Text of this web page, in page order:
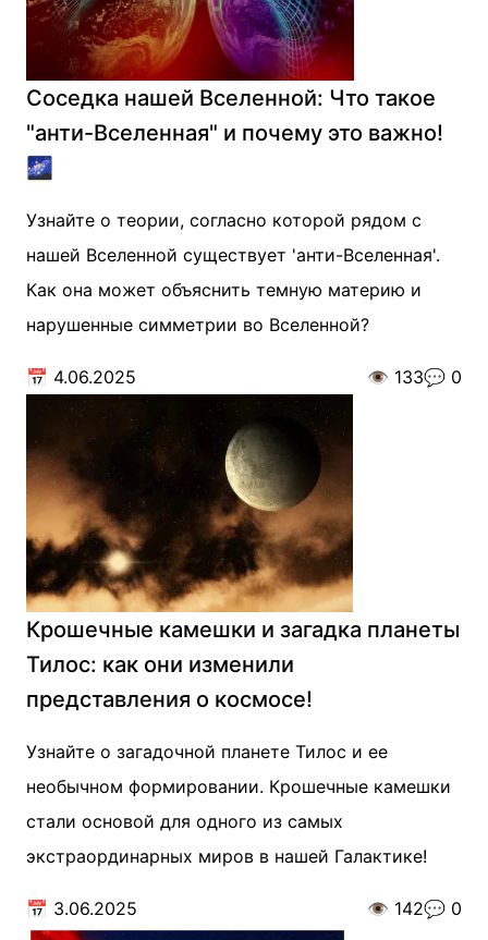
Соседка нашей Вселенной: Что такое
"анти-Вселенная" и почему это важно!
🌌
Узнайте о теории, согласно которой рядом с
нашей Вселенной существует 'анти-Вселенная'.
Как она может объяснить темную материю и
нарушенные симметрии во Вселенной?
📅 4.06.2025 👁️ 133💬 0
Крошечные камешки и загадка планеты
Тилос: как они изменили
представления о космосе!
Узнайте о загадочной планете Тилос и ее
необычном формировании. Крошечные камешки
стали основой для одного из самых
экстраординарных миров в нашей Галактике!
📅 3.06.2025 👁️ 142💬 0